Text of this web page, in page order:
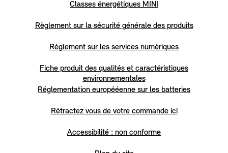
Classes énergétiques MINI
Règlement sur la sécurité générale des produits
Règlement sur les services numériques
Fiche produit des qualités et caractéristiques
environnementales
Réglementation europééenne sur les batteries
Rétractez vous de votre commande ici
Accessibilité : non conforme